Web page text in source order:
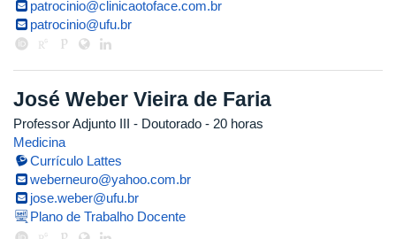
patrocinio@clinicaotoface.com.br
patrocinio@ufu.br
José Weber Vieira de Faria
Professor Adjunto III - Doutorado - 20 horas
Medicina
Currículo Lattes
weberneuro@yahoo.com.br
jose.weber@ufu.br
Plano de Trabalho Docente